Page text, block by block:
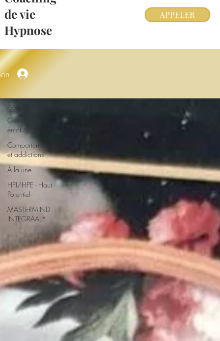
APPELER
de vie
Hypnose
Tous les posts
Gestion des
émotions
Comportements
et addictions
À la une
HPI/HPE - Haut
Potentiel
MASTERMIND
INTEGRAAL*